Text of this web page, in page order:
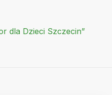
dla Dzieci Szczecin”